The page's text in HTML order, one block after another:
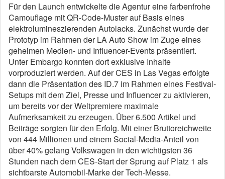
Für den Launch entwickelte die Agentur eine farbenfrohe
Camouflage mit QR-Code-Muster auf Basis eines
elektrolumineszierenden Autolacks. Zunächst wurde der
Prototyp im Rahmen der LA Auto Show im Zuge eines
geheimen Medien- und Influencer-Events präsentiert.
Unter Embargo konnten dort exklusive Inhalte
vorproduziert werden. Auf der CES in Las Vegas erfolgte
dann die Präsentation des ID.7 im Rahmen eines Festival-
Setups mit dem Ziel, Presse und Influencer zu aktivieren,
um bereits vor der Weltpremiere maximale
Aufmerksamkeit zu erzeugen. Über 6.500 Artikel und
Beiträge sorgten für den Erfolg. Mit einer Bruttoreichweite
von 444 Millionen und einem Social-Media-Anteil von
über 40% gelang Volkswagen in den wichtigsten 36
Stunden nach dem CES-Start der Sprung auf Platz 1 als
sichtbarste Automobil-Marke der Tech-Messe.